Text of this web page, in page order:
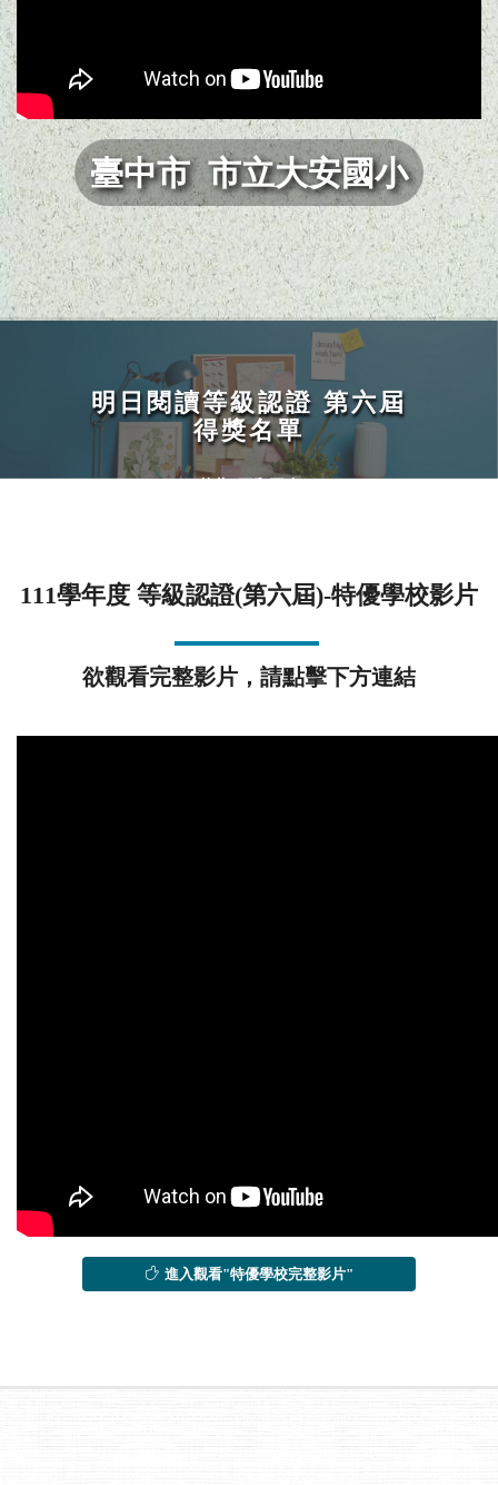
臺中市 市立大安國小
明日閱讀等級認證 第六屆
得獎名單
111學年度 國小
第一級
Previous
111學年度 等級認證(第六屆)-特優學校影片
欲觀看完整影片，請點擊下方連結
進入觀看"特優學校完整影片"